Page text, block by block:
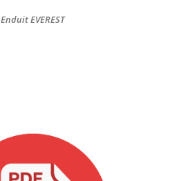
Enduit EVEREST